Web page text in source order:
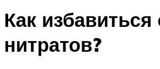
Как избавиться
нитратов?